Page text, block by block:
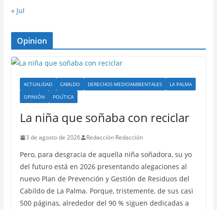
« Jul
Opinion
ACTUALIDAD CABILDO DERECHOS MEDIOAMBIENTALES
LA PALMA
OPINIÓN
POLÍTICA
La niña que soñaba con reciclar
3 de agosto de 2026 Redacción Redacción
Pero, para desgracia de aquella niña soñadora, su yo
del futuro está en 2026 presentando alegaciones al
nuevo Plan de Prevención y Gestión de Residuos del
Cabildo de La Palma. Porque, tristemente, de sus casi
500 páginas, alrededor del 90 % siguen dedicadas a